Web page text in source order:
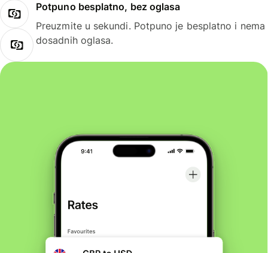
Potpuno besplatno, bez oglasa
Preuzmite u sekundi. Potpuno je besplatno i nema
dosadnih oglasa.